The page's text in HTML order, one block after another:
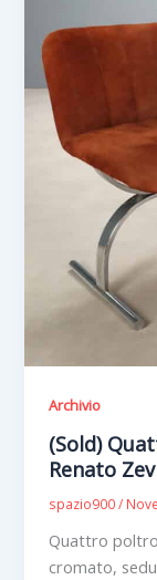
Archivio
(Sold)
Renato
spazio900/
Quattro
cromato,